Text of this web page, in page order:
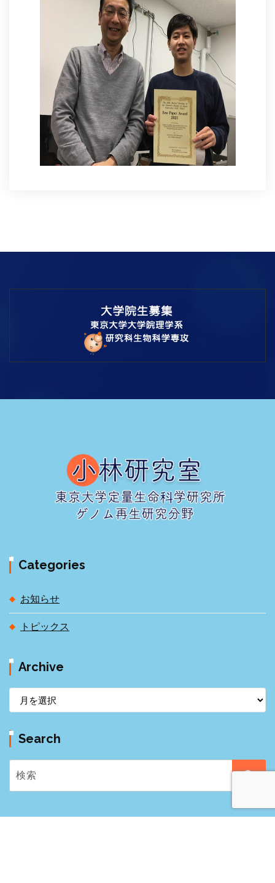
Categories
お知らせ
トピックス
Archive
r
c
h
i
Search